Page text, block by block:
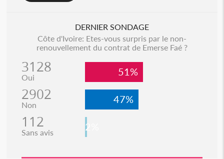
DERNIER SONDAGE
Côte d'Ivoire: Etes-vous surpris par le non-
renouvellement du contrat de Emerse Faé ?
3128
Oui 51%
2902
Non 47%
112
Sans avis 2%